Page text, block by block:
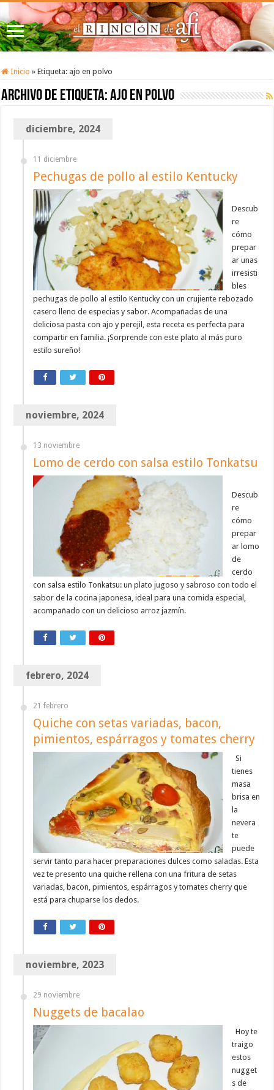
Inicio » Etiqueta: ajo en polvo
Archivo de etiqueta:ajo en polvo
diciembre, 2024
11 diciembre
Pechugas de pollo al estilo Kentucky
Descub
re
cómo
prepar
ar unas
irresisti
bles
pechugas de pollo al estilo Kentucky con un crujiente rebozado
casero lleno de especias y sabor. Acompañadas de una
deliciosa pasta con ajo y perejil, esta receta es perfecta para
compartir en familia. ¡Sorprende con este plato al más puro
estilo sureño!
noviembre, 2024
13 noviembre
Lomo de cerdo con salsa estilo Tonkatsu
Descub
re
cómo
prepar
ar lomo
de
cerdo
con salsa estilo Tonkatsu: un plato jugoso y sabroso con todo el
sabor de la cocina japonesa, ideal para una comida especial,
acompañado con un delicioso arroz jazmín.
febrero, 2024
21 febrero
Quiche con setas variadas, bacon,
pimientos, espárragos y tomates cherry
Si
tienes
masa
brisa en
la
nevera
te
puede
servir tanto para hacer preparaciones dulces como saladas. Esta
vez te presento una quiche rellena con una fritura de setas
variadas, bacon, pimientos, espárragos y tomates cherry que
está para chuparse los dedos.
noviembre, 2023
29 noviembre
Nuggets de bacalao
Hoy te
traigo
estos
nugget
s de